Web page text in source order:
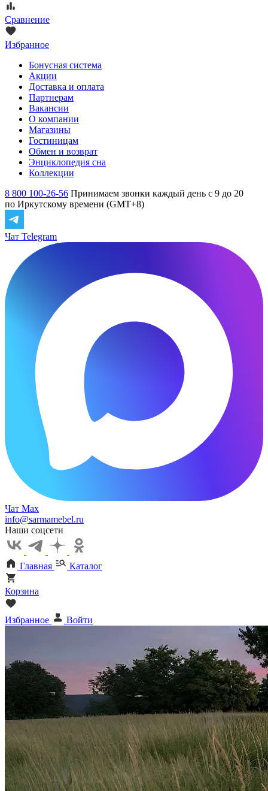
Сравнение
Избранное
Бонусная система
Акции
Доставка и оплата
Партнерам
Вакансии
О компании
Магазины
Гостиницам
Обмен и возврат
Энциклопедия сна
Коллекции
8 800 100-26-56 Принимаем звонки каждый день с 9 до 20
по Иркутскому времени (GMT+8)
Чат Telegram
Чат Max
info@sarmamebel.ru
Наши соцсети
Главная Каталог
Корзина
Избранное Войти